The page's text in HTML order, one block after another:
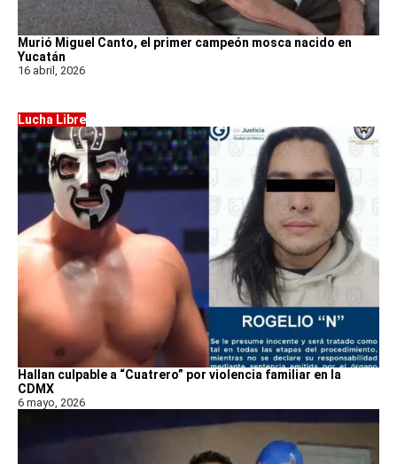
Murió Miguel Canto, el primer campeón mosca nacido en
Yucatán
16 abril, 2026
Lucha Libre
Hallan culpable a “Cuatrero” por violencia familiar en la
CDMX
6 mayo, 2026